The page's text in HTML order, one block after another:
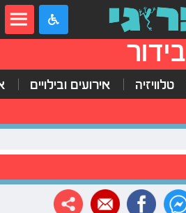
בידור
טלוויזיה אירועים ובילויים